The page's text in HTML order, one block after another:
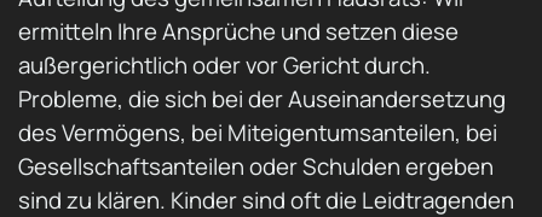
ermitteln Ihre Ansprüche und setzen diese
außergerichtlich oder vor Gericht durch.
Probleme, die sich bei der Auseinandersetzung
des Vermögens, bei Miteigentumsanteilen, bei
Gesellschaftsanteilen oder Schulden ergeben
sind zu klären. Kinder sind oft die Leidtragenden